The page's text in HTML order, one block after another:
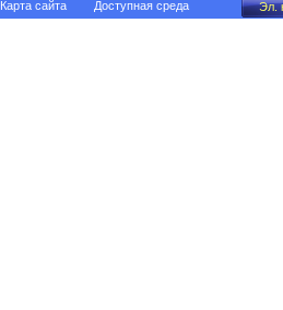
Карта сайта Доступная среда